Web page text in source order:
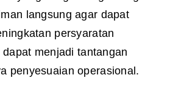
langsung agar dapat
persyaratan
menjadi tantangan
penyesuaian operasional.